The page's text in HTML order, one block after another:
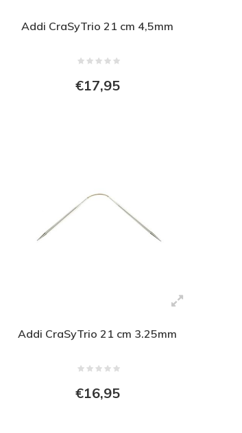
Addi CraSyTrio 21 cm 4,5mm
€17,95
Addi CraSyTrio 21 cm 3.25mm
€16,95